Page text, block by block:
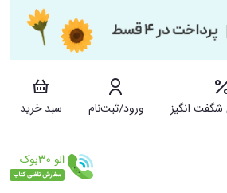
انگیز ورود/ثبت‌نام سبد خرید